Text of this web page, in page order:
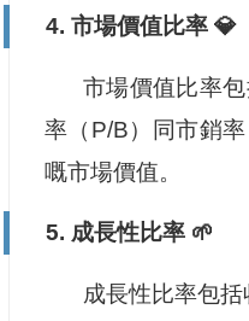
4. 市場價值比率 💎
市場價值比率
率（P/B）同市銷
嘅市場價值。
5. 成長性比率 🌱
成長性比率包